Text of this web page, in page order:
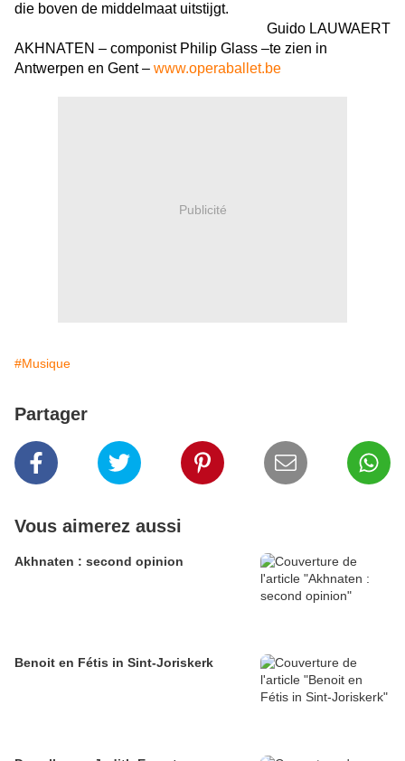
die boven de middelmaat uitstijgt.
Guido LAUWAERT
AKHNATEN – componist Philip Glass –te zien in
Antwerpen en Gent – www.operaballet.be
Publicité
#Musique
Partager
Vous aimerez aussi
Akhnaten : second opinion
Benoit en Fétis in Sint-Joriskerk